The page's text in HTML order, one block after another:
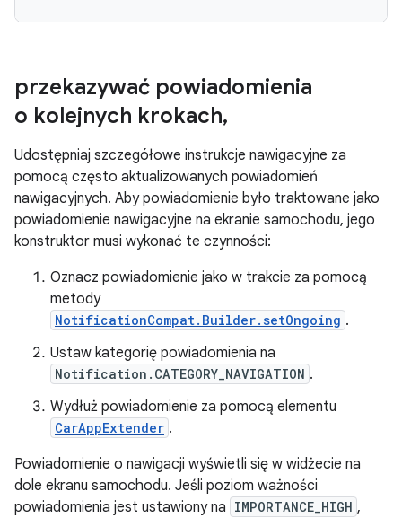
przekazywać powiadomienia
o kolejnych krokach,
Udostępniaj szczegółowe instrukcje nawigacyjne za
pomocą często aktualizowanych powiadomień
nawigacyjnych. Aby powiadomienie było traktowane jako
powiadomienie nawigacyjne na ekranie samochodu, jego
konstruktor musi wykonać te czynności:
Oznacz powiadomienie jako w trakcie za pomocą
metody
NotificationCompat.Builder.setOngoing .
Ustaw kategorię powiadomienia na
Notification.CATEGORY_NAVIGATION .
Wydłuż powiadomienie za pomocą elementu
CarAppExtender .
Powiadomienie o nawigacji wyświetli się w widżecie na
dole ekranu samochodu. Jeśli poziom ważności
powiadomienia jest ustawiony na IMPORTANCE_HIGH ,